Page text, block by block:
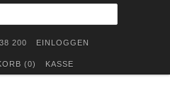
200 EINLOGGEN
(0) KASSE